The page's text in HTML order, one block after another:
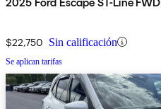
$22,750 Sin calificación
Se aplican tarifas